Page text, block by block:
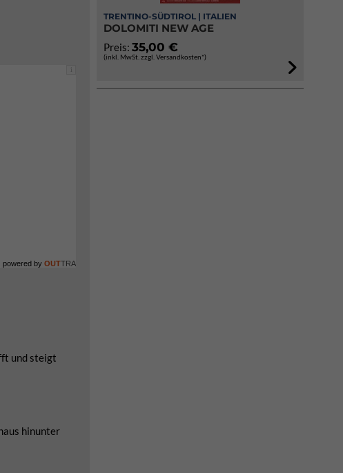
i
powered by OUTTRA
und steigt
hinunter
TRENTINO-SÜDTIROL | ITALIEN
DOLOMITI NEW AGE
Preis: 35,00 €
(inkl. MwSt. zzgl. Versandkosten*)